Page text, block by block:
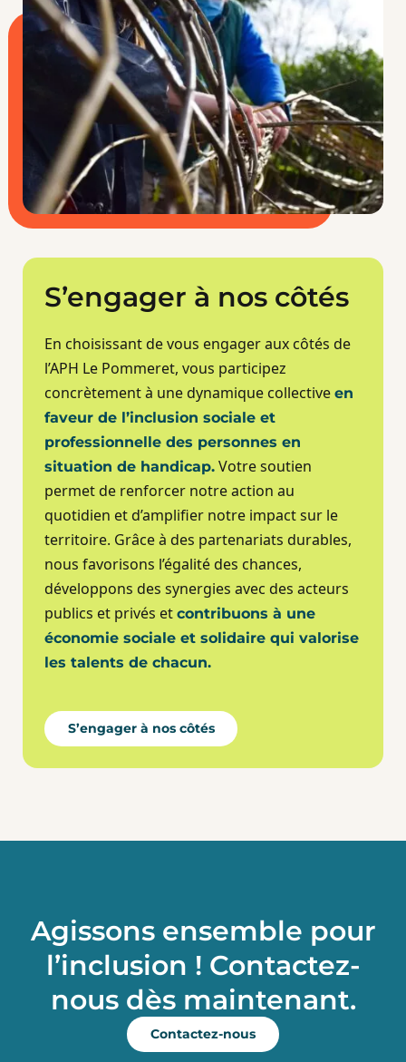
S’engager à nos côtés
En choisissant de vous engager aux côtés de
l’APH Le Pommeret, vous participez
concrètement à une dynamique collective en
faveur de l’inclusion sociale et
professionnelle des personnes en
situation de handicap. Votre soutien
permet de renforcer notre action au
quotidien et d’amplifier notre impact sur le
territoire. Grâce à des partenariats durables,
nous favorisons l’égalité des chances,
développons des synergies avec des acteurs
publics et privés et contribuons à une
économie sociale et solidaire qui valorise
les talents de chacun.
S’engager à nos côtés
Agissons ensemble pour
l’inclusion ! Contactez-
nous dès maintenant.
Contactez-nous